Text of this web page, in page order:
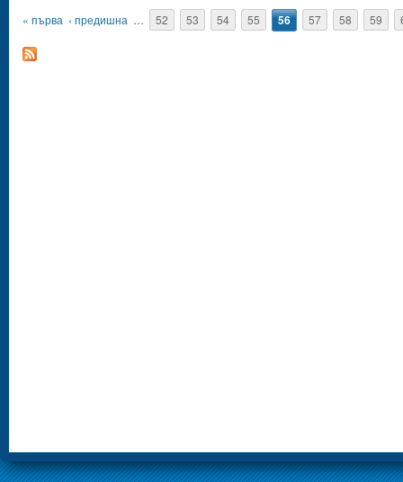
Страници
« първа ‹ предишна … 52 53 54 55 56 57 58 59